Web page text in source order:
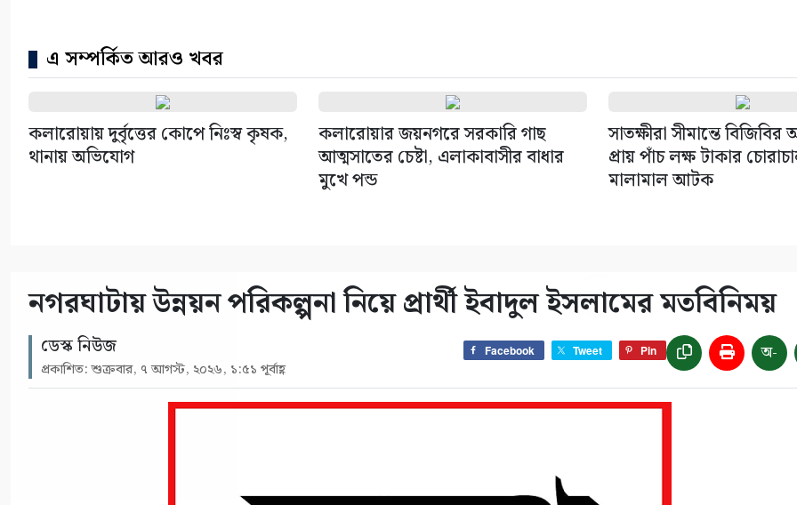
এ সম্পর্কিত আরও খবর
কলারোয়ায় দুর্বৃত্তের কোপে নিঃস্ব কৃষক,
থানায় অভিযোগ
কলারোয়ার জয়নগরে সরকারি গাছ
আত্মসাতের চেষ্টা, এলাকাবাসীর বাধার
মুখে পন্ড
সাতক্ষীরা সীমান্তে বিজিবির
প্রায় পাঁচ লক্ষ টাকার
মালামাল আটক
নগরঘাটায় উন্নয়ন পরিকল্পনা নিয়ে প্রার্থী ইবাদুল ইসলামের মতবিনিময়
ডেস্ক নিউজ
প্রকাশিত: শুক্রবার, ৭ আগস্ট, ২০২৬, ১:৫১ পূর্বাহ্ণ
Facebook Tweet Pin অ-